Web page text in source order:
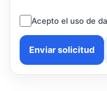
Acepto el uso de
Enviar solicitud